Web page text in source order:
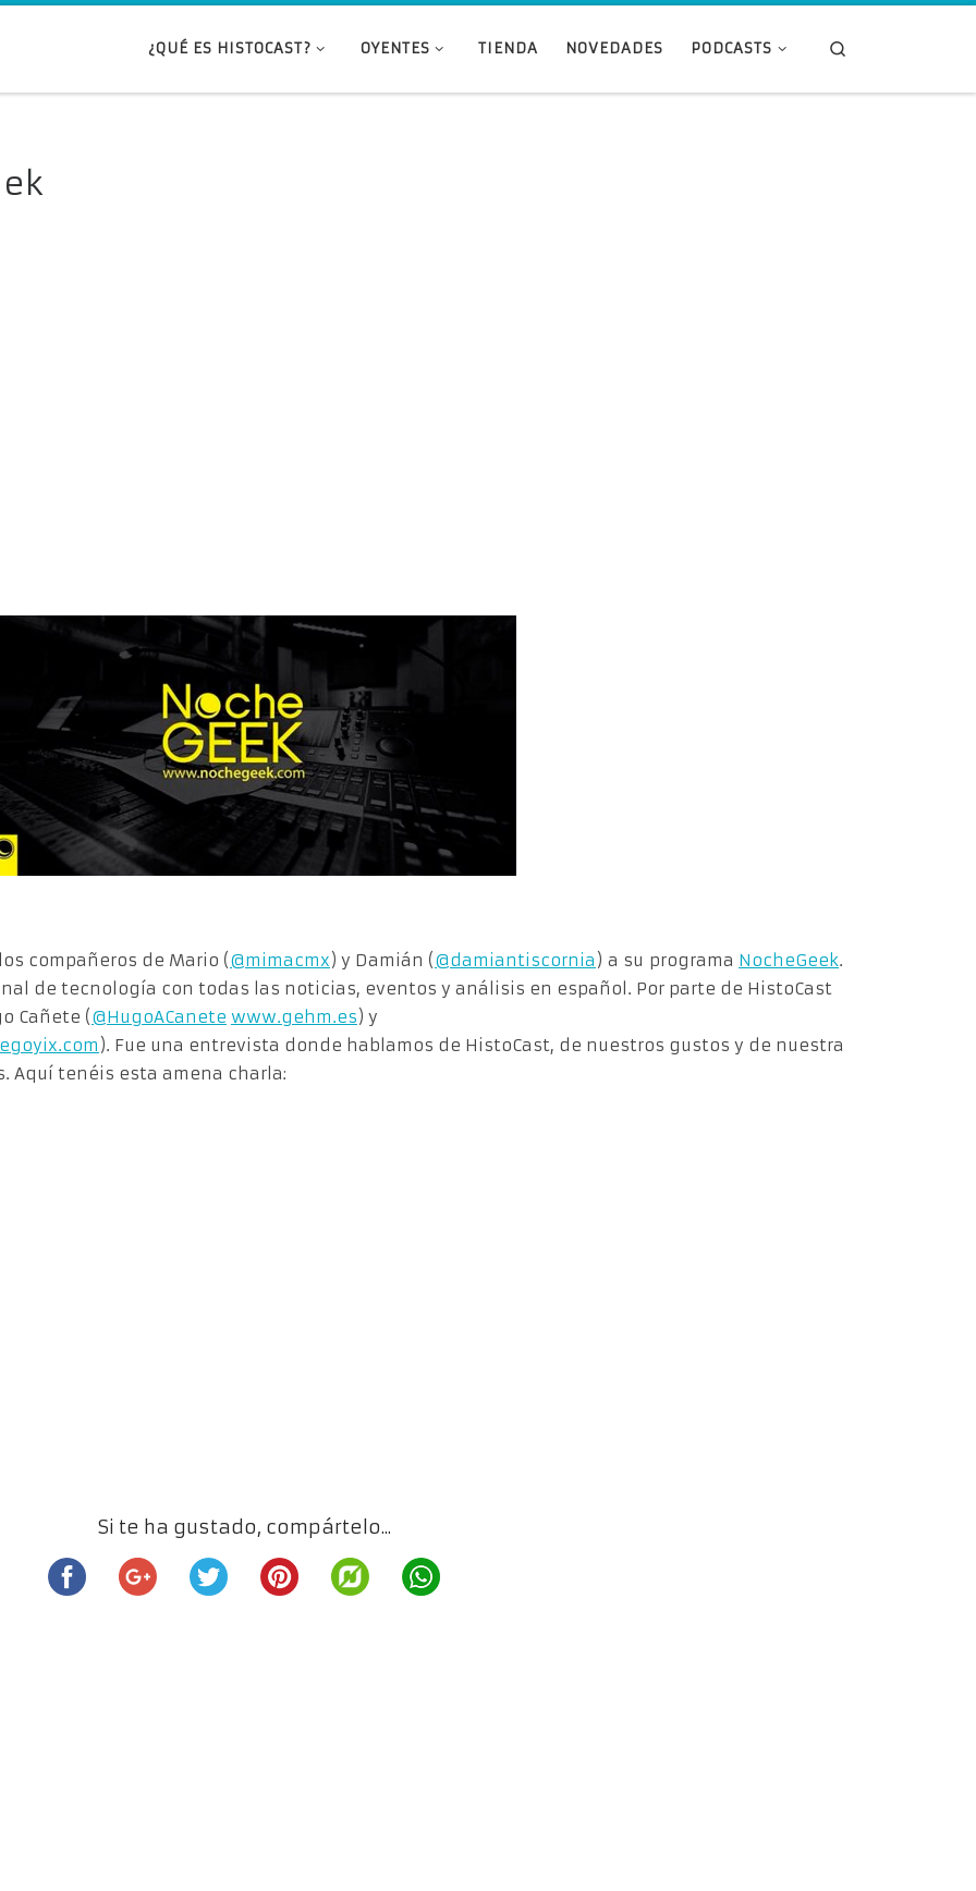
¿QUÉ ES HISTOCAST? OYENTES TIENDA NOVEDADES PODCASTS
compañeros de Mario (@mimacmx) y Damián (@damiantiscornia ) a su programa NocheGeek.
de tecnología con todas las noticias, eventos y análisis en español. Por parte de HistoCast
Cañete (@HugoACanete www.gehm.es) y
). Fue una entrevista donde hablamos de HistoCast, de nuestros gustos y de nuestra
Aquí tenéis esta amena charla:
Si te ha gustado, compártelo...